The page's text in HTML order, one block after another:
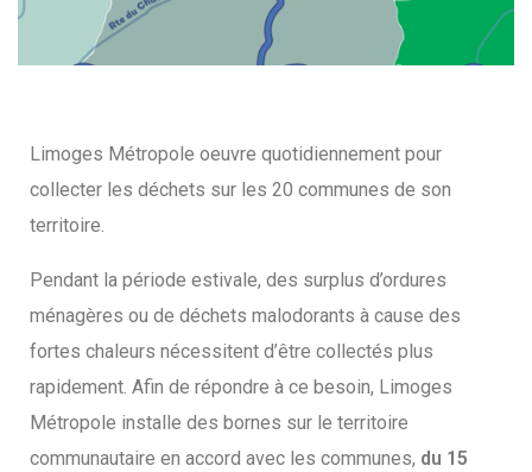
Limoges Métropole oeuvre quotidiennement pour
collecter les déchets sur les 20 communes de son
territoire.
Pendant la période estivale, des surplus d’ordures
ménagères ou de déchets malodorants à cause des
fortes chaleurs nécessitent d’être collectés plus
rapidement. Afin de répondre à ce besoin, Limoges
Métropole installe des bornes sur le territoire
communautaire en accord avec les communes, du 15